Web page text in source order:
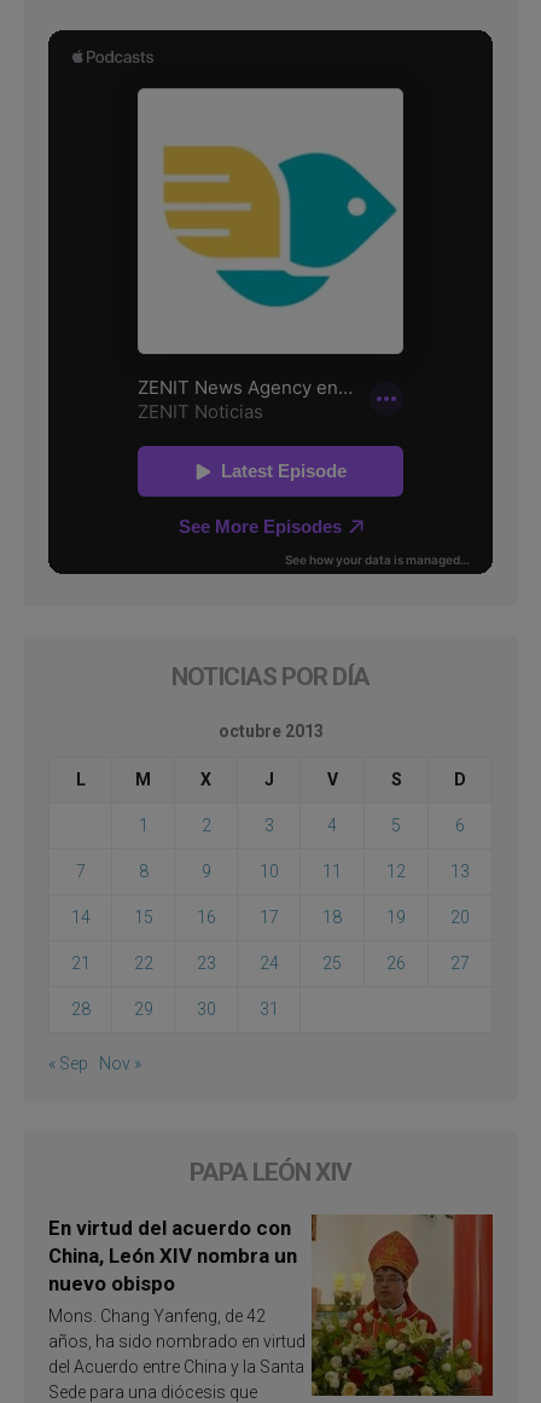
NOTICIAS POR DÍA
octubre 2013
L M X J V S D
1 2 3 4 5 6
7 8 9 10 11 12 13
14 15 16 17 18 19 20
21 22 23 24 25 26 27
28 29 30 31
« Sep Nov »
PAPA LEÓN XIV
En virtud del acuerdo con
China, León XIV nombra un
nuevo obispo
Mons. Chang Yanfeng, de 42
años, ha sido nombrado en virtud
del Acuerdo entre China y la Santa
Sede para una diócesis que